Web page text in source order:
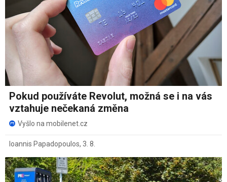
Pokud používáte Revolut, možná se i na vás
vztahuje nečekaná změna
Vyšlo na mobilenet.cz
Ioannis Papadopoulos, 3. 8.